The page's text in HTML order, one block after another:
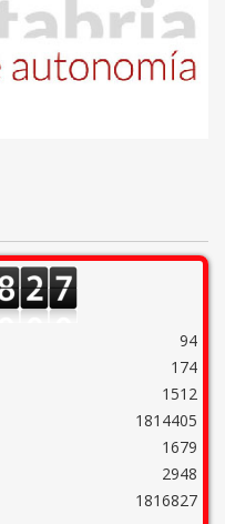
94
174
1512
1814405
1679
2948
1816827